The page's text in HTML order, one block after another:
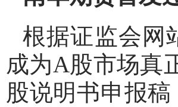
根据证监会网
成为A股市场真
股说明书申报